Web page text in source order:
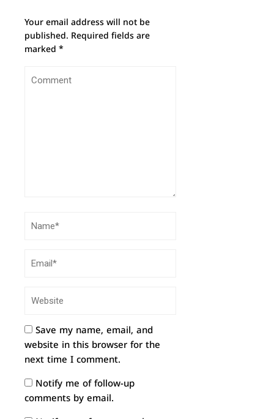
Your email address will not be
published. Required fields are
marked *
Save my name, email, and
website in this browser for the
next time I comment.
Notify me of follow-up
comments by email.